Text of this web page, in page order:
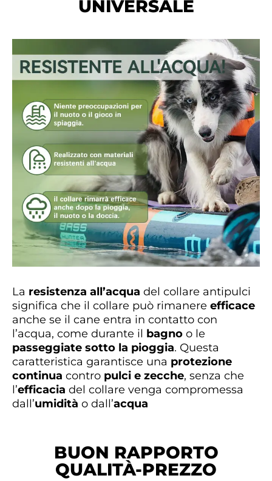
UNIVERSALE
La resistenza all’acqua del collare antipulci
significa che il collare può rimanere efficace
anche se il cane entra in contatto con
l’acqua, come durante il bagno o le
passeggiate sotto la pioggia. Questa
caratteristica garantisce una protezione
continua contro pulci e zecche, senza che
l’efficacia del collare venga compromessa
dall’umidità o dall’acqua
BUON RAPPORTO
QUALITÀ-PREZZO